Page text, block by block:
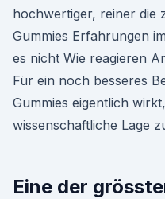
hochwertiger, reiner die
Gummies Erfahrungen
es nicht Wie reagieren
Für ein noch besseres
Gummies eigentlich
wissenschaftliche Lage
Eine der